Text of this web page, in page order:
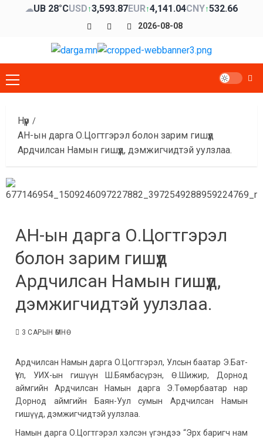
☁UB 28°CUSD↑3,593.87EUR↑4,141.04CNY↑532.66
Facebook
x Youtube
2026-08-08
Primary
Menu
Нүүр
АН-ын дарга О.Цогтгэрэл болон зарим гишүүд
Ардчилсан Намын гишүүд, дэмжигчидтэй уулзлаа.
АН-ын дарга О.Цогтгэрэл
болон зарим гишүүд
Ардчилсан Намын гишүүд,
дэмжигчидтэй уулзлаа.
3 САРЫН ӨМНӨ
Ардчилсан Намын дарга О.Цогтгэрэл, Улсын баатар Э.Бат-
Үүл, УИХ-ын гишүүн Ш.Бямбасүрэн, Ө.Шижир, Дорнод
аймгийн Ардчилсан Намын дарга Э.Төмөрбаатар нар
Дорнод аймгийн Баян-Уул сумын Ардчилсан Намын
гишүүд, дэмжигчидтэй уулзлаа.
Намын дарга О.Цогтгэрэл хэлсэн үгэндээ “Эрх баригч нам